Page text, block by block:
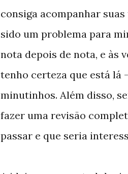
consiga acompanhar
sido um problema para
nota depois de nota, e às
tenho certeza que está lá
minutinhos. Além disso,
fazer uma revisão
passar e que seria